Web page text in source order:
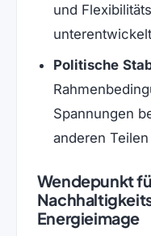
und
Politische
Spannungen
anderen
Wendepunkt
Energieimage